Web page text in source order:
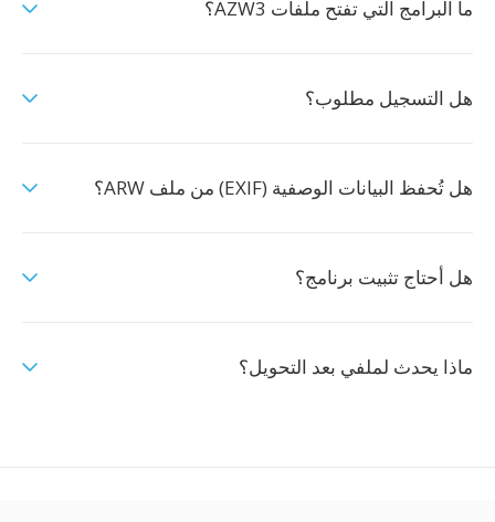
ما البرامج التي تفتح ملفات AZW3؟
هل التسجيل مطلوب؟
هل تُحفظ البيانات الوصفية (EXIF) من ملف ARW؟
هل أحتاج تثبيت برنامج؟
ماذا يحدث لملفي بعد التحويل؟